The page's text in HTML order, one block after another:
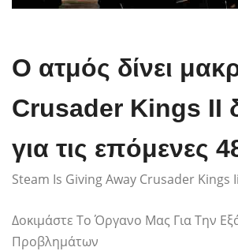
Ο ατμός δίνει
Crusader Kings II
για τις επόμενες
Steam Is Giving Away Crusader Kings Ii
Δοκιμάστε Το Όργανο Μας Για Την
Προβλημάτων